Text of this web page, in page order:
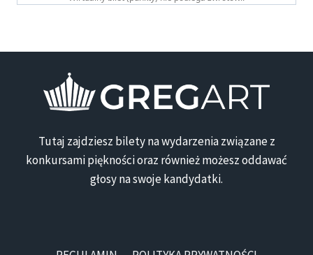
Tutaj zajdziesz bilety na wydarzenia związane z
konkursami piękności oraz również możesz oddawać
głosy na swoje kandydatki.